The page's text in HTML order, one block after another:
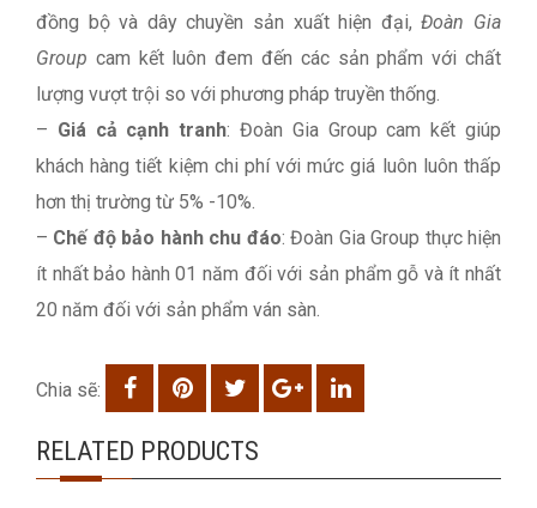
đồng bộ và dây chuyền sản xuất hiện đại,Đoàn Gia
Group cam kết luôn đem đến các sản phẩm với chất
lượng vượt trội so với phương pháp truyền thống.
– Giá cả cạnh tranh: Đoàn Gia Group cam kết giúp
khách hàng tiết kiệm chi phí với mức giá luôn luôn thấp
hơn thị trường từ 5% -10%.
– Chế độ bảo hành chu đáo: Đoàn Gia Group thực hiện
ít nhất bảo hành 01 năm đối với sản phẩm gỗ và ít nhất
20 năm đối với sản phẩm ván sàn.
Chia sẽ:
RELATED PRODUCTS